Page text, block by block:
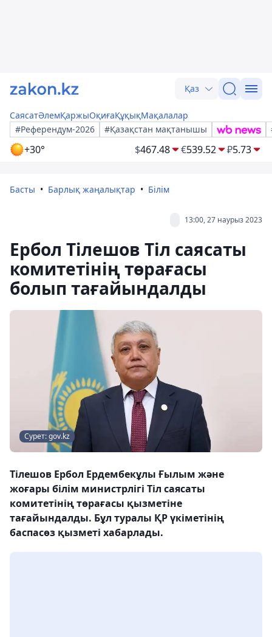
Қаз
СаясатӘлемҚаржыОқиғаҚұқықМақалалар
#Референдум-2026
#Қазақстан мақтанышы
+30° $467.48 €539.52 ₽5.73
Басты Барлық жаңалықтар Білім
13:00, 27 наурыз 2023
Ербол Тілешов Тіл саясаты
комитетінің төрағасы
болып тағайындалды
Сурет: gov.kz
Тілешов Ербол Ердембекұлы Ғылым және
жоғары білім министрлігі Тіл саясаты
комитетінің төрағасы қызметіне
тағайындалды. Бұл туралы ҚР үкіметінің
баспасөз қызметі хабарлады.